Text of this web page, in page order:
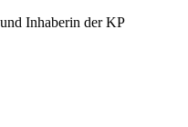
Inhaberin der KP